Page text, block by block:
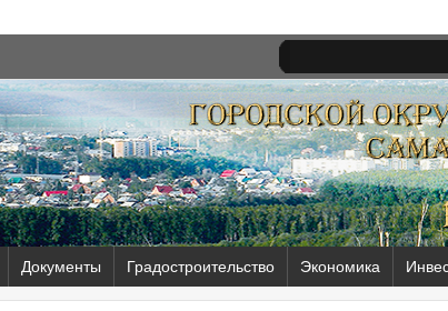
Документы Градостроительство Экономика